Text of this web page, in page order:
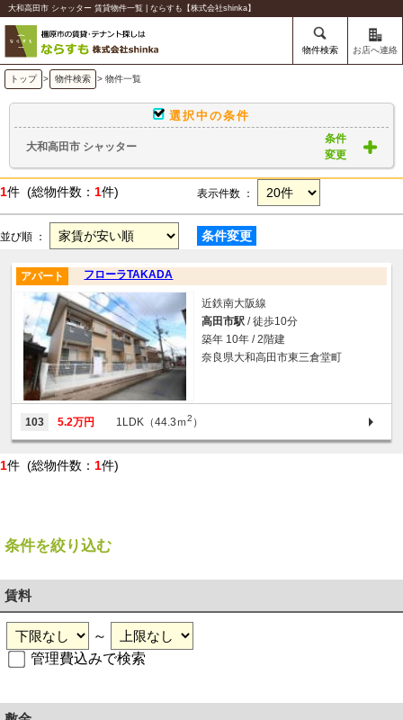
大和高田市 シャッター 賃貸物件一覧 | ならすも【株式会社shinka】
物件検索 お店へ連絡
トップ > 物件検索 > 物件一覧
選択中の条件
大和高田市 シャッター
条件
変更
1件 (総物件数： 1件) 表示件数 ：
並び順 ： 条件変更
フローラTAKADA
アパート
近鉄南大阪線
高田市駅 / 徒歩10分
築年 10年 / 2階建
奈良県大和高田市東三倉堂町
103 5.2万円 1LDK（44.3ｍ2 ）
1件 (総物件数： 1件)
条件を絞り込む
賃料
～
管理費込みで検索